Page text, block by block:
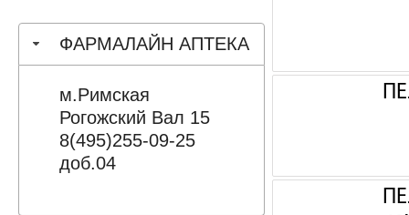
ФАРМАЛАЙН АПТЕКА
м.Римская
Рогожский Вал 15
8(495)255-09-25
доб.04